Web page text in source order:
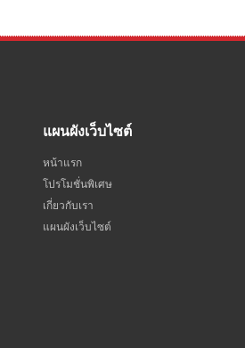
แผนผังเว็บไซต์
หน้าแรก
โปรโมชั่นพิเศษ
เกี่ยวกับเรา
แผนผังเว็บไซต์